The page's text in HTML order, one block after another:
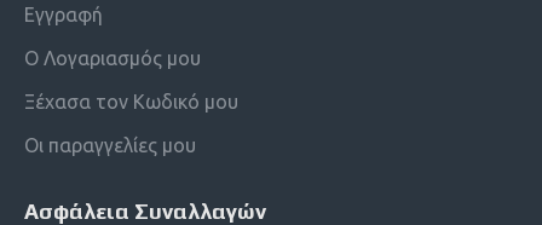
Εγγραφή
Ο Λογαριασμός μου
Ξέχασα τον Κωδικό μου
Οι παραγγελίες μου
Ασφάλεια Συναλλαγών